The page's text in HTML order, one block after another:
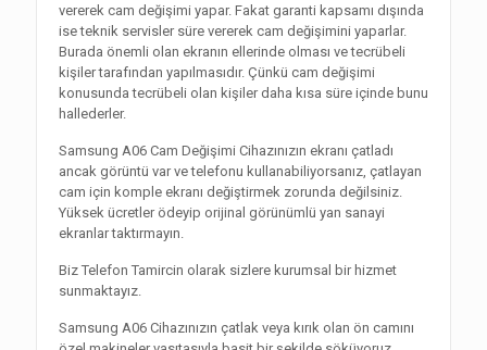
vererek cam değişimi yapar. Fakat garanti kapsamı dışında
ise teknik servisler süre vererek cam değişimini yaparlar.
Burada önemli olan ekranın ellerinde olması ve tecrübeli
kişiler tarafından yapılmasıdır. Çünkü cam değişimi
konusunda tecrübeli olan kişiler daha kısa süre içinde bunu
hallederler.
Samsung A06 Cam Değişimi Cihazınızın ekranı çatladı
ancak görüntü var ve telefonu kullanabiliyorsanız, çatlayan
cam için komple ekranı değiştirmek zorunda değilsiniz.
Yüksek ücretler ödeyip orijinal görünümlü yan sanayi
ekranlar taktırmayın.
Biz Telefon Tamircin olarak sizlere kurumsal bir hizmet
sunmaktayız.
Samsung A06 Cihazınızın çatlak veya kırık olan ön camını